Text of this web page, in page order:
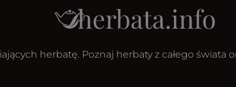
herbatę. Poznaj herbaty z całego świata